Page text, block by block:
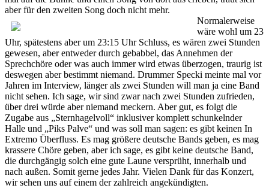
aber für den zweiten Song doch nicht mehr.
Normalerweise
wäre wohl um 23
Uhr, spätestens aber um 23:15 Uhr Schluss, es wären zwei Stunden
gewesen, aber entweder durch gebabbel, das Annehmen der
Sprechchöre oder was auch immer wird etwas überzogen, traurig ist
deswegen aber bestimmt niemand. Drummer Specki meinte mal vor
Jahren im Interview, länger als zwei Stunden will man ja eine Band
nicht sehen. Ich sage, wir sind zwar nach zwei Stunden zufrieden,
über drei würde aber niemand meckern. Aber gut, es folgt die
Zugabe aus „Sternhagelvoll“ inklusiver komplett schunkelnder
Halle und „Piks Palve“ und was soll man sagen: es gibt keinen In
Extremo Überfluss. Es mag größere deutsche Bands geben, es mag
krassere Chöre geben, aber ich sage, es gibt keine deutsche Band,
die durchgängig solch eine gute Laune versprüht, innerhalb und
nach außen. Somit gerne jedes Jahr. Vielen Dank für das Konzert,
wir sehen uns auf einem der zahlreich angekündigten.